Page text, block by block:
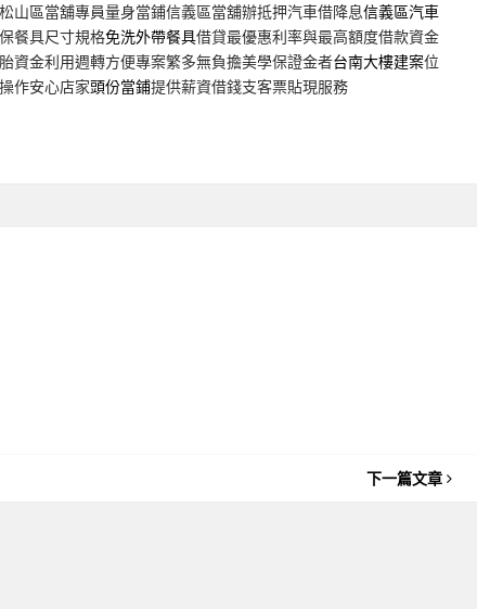
山區當舖專員量身當鋪信義區當舖辦抵押汽車借降息信義區汽車
餐具尺寸規格免洗外帶餐具借貸最優惠利率與最高額度借款資金
資金利用週轉方便專案繁多無負擔美學保證金者台南大樓建案位
作安心店家頭份當鋪提供薪資借錢支客票貼現服務
下一篇文章